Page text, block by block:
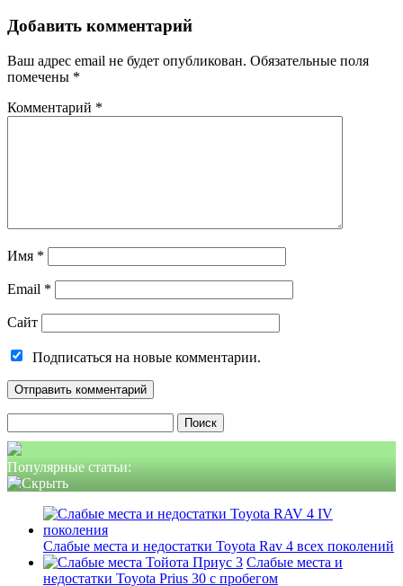
Добавить комментарий
Ваш адрес email не будет опубликован. Обязательные поля
помечены *
Комментарий *
Имя *
Email *
Сайт
Подписаться на новые комментарии.
Популярные статьи:
Слабые места и недостатки Toyota Rav 4 всех поколений
Слабые места и
недостатки Toyota Prius 30 с пробегом